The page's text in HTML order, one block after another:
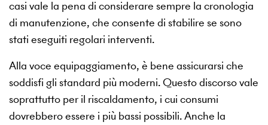
casi vale la pena di considerare sempre la cronologia
di manutenzione, che consente di stabilire se sono
stati eseguiti regolari interventi.
Alla voce equipaggiamento, è bene assicurarsi che
soddisfi gli standard più moderni. Questo discorso vale
soprattutto per il riscaldamento, i cui consumi
dovrebbero essere i più bassi possibili. Anche la